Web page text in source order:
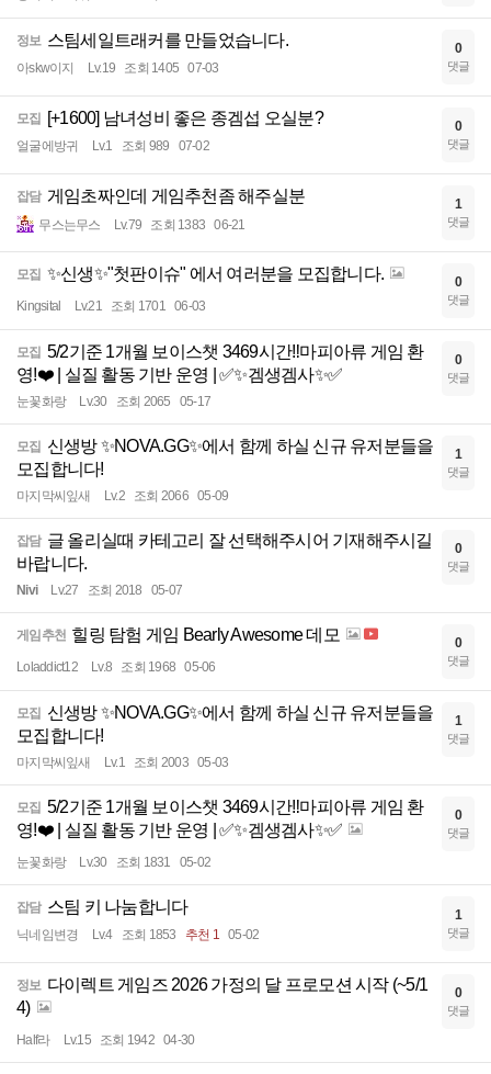
정보 스팀세일트래커를 만들었습니다.
아skw이지 Lv.19 조회 1405 07-03
0
댓글
모집 [+1600] 남녀성비 좋은 종겜섭 오실분?
얼굴에방귀 Lv.1 조회 989 07-02
0
댓글
잡담 게임초짜인데 게임추천좀 해주실분
무스는무스 Lv.79 조회 1383 06-21
1
댓글
모집 ✨신생✨"첫판이슈" 에서 여러분을 모집합니다.
Kingsital Lv.21 조회 1701 06-03
0
댓글
모집 5/2기준 1개월 보이스챗 3469시간‼️마피아류 게임 환
영!❤️ | 실질 활동 기반 운영 | ✅✨겜생겜사✨✅
눈꽃화랑 Lv.30 조회 2065 05-17
0
댓글
모집 신생방 ✨NOVA.GG✨에서 함께 하실 신규 유저분들을
모집합니다!
마지막씨잎새 Lv.2 조회 2066 05-09
1
댓글
잡담 글 올리실때 카테고리 잘 선택해주시어 기재해주시길
바랍니다.
Nivi Lv.27 조회 2018 05-07
0
댓글
게임추천 힐링 탐험 게임 Bearly Awesome 데모
Loladdict12 Lv.8 조회 1968 05-06
0
댓글
모집 신생방 ✨NOVA.GG✨에서 함께 하실 신규 유저분들을
모집합니다!
마지막씨잎새 Lv.1 조회 2003 05-03
1
댓글
모집 5/2기준 1개월 보이스챗 3469시간‼️마피아류 게임 환
영!❤️ | 실질 활동 기반 운영 | ✅✨겜생겜사✨✅
눈꽃화랑 Lv.30 조회 1831 05-02
0
댓글
잡담 스팀 키 나눔합니다
닉네임변경 Lv.4 조회 1853 추천 1 05-02
1
댓글
정보 다이렉트 게임즈 2026 가정의 달 프로모션 시작 (~5/1
4)
Half라 Lv.15 조회 1942 04-30
0
댓글